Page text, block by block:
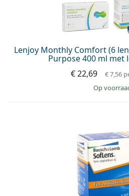
Lenjoy Monthly Comfort (6
Purpose 400 ml met
€ 22,69 € 7,56
op